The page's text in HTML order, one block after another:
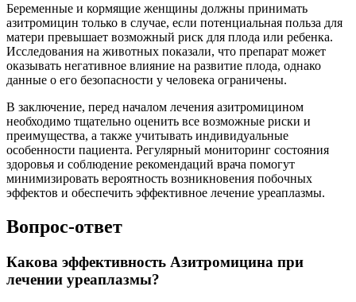
Беременные и кормящие женщины должны принимать
азитромицин только в случае, если потенциальная польза для
матери превышает возможный риск для плода или ребенка.
Исследования на животных показали, что препарат может
оказывать негативное влияние на развитие плода, однако
данные о его безопасности у человека ограничены.
В заключение, перед началом лечения азитромицином
необходимо тщательно оценить все возможные риски и
преимущества, а также учитывать индивидуальные
особенности пациента. Регулярный мониторинг состояния
здоровья и соблюдение рекомендаций врача помогут
минимизировать вероятность возникновения побочных
эффектов и обеспечить эффективное лечение уреаплазмы.
Вопрос-ответ
Какова эффективность Азитромицина при
лечении уреаплазмы?